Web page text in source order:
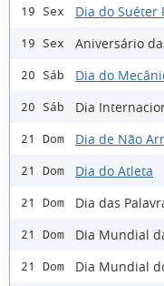
19 Sex Dia do Suéter
19 Sex Aniversário
20 Sáb Dia do
20 Sáb Dia
21 Dom Dia de Não
21 Dom Dia do Atleta
21 Dom Dia das
21 Dom Dia Mundial
21 Dom Dia Mundial